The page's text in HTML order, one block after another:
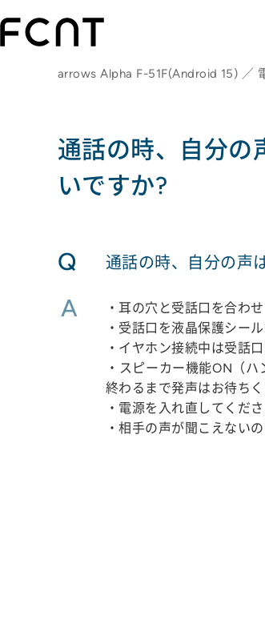
arrows Alpha F-51F(Android 15) ／
通話の時、自分の
いですか?
Q 通話の時、自分の声
A
・耳の穴と受話口を合わ
・受話口を液晶保護シー
・イヤホン接続中は受話
・スピーカー機能ON（
終わるまで発声はお待ちく
・電源を入れ直してくださ
・相手の声が聞こえない